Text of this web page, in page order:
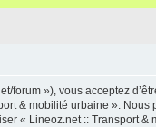
forum »), vous acceptez
& mobilité urbaine ».
« Lineoz.net :: Transport